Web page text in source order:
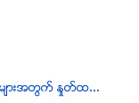
ားအတြက္ ႏႈတ္ထ...